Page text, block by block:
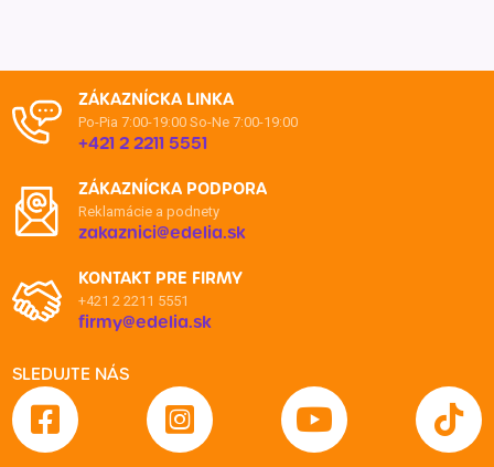
ZÁKAZNÍCKA LINKA
Po-Pia 7:00-19:00 So-Ne 7:00-19:00
+421 2 2211 5551
ZÁKAZNÍCKA PODPORA
Reklamácie a podnety
zakaznici@edelia.sk
KONTAKT PRE FIRMY
+421 2 2211 5551
firmy@edelia.sk
SLEDUJTE NÁS